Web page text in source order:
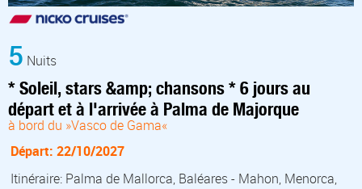
5 Nuits
* Soleil, stars &amp; chansons * 6 jours au
départ et à l'arrivée à Palma de Majorque
à bord du »Vasco de Gama«
Départ: 22/10/2027
Itinéraire: Palma de Mallorca, Baléares - Mahon, Menorca,